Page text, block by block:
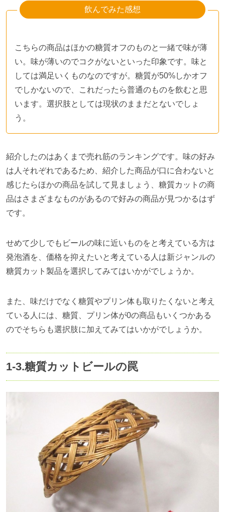
飲んでみた感想
こちらの商品はほかの糖質オフのものと一緒で味が薄
い。味が薄いのでコクがないといった印象です。味と
しては満足いくものなのですが。糖質が50%しかオフ
でしかないので、これだったら普通のものを飲むと思
います。選択肢としては現状のままだとないでしょ
う。
紹介したのはあくまで売れ筋のランキングです。味の好み
は人それぞれであるため、紹介した商品が口に合わないと
感じたらほかの商品を試して見ましょう、糖質カットの商
品はさまざまなものがあるので好みの商品が見つかるはず
です。
せめて少しでもビールの味に近いものをと考えている方は
発泡酒を、価格を抑えたいと考えている人は新ジャンルの
糖質カット製品を選択してみてはいかがでしょうか。
また、味だけでなく糖質やプリン体も取りたくないと考え
ている人には、糖質、プリン体が0の商品もいくつかある
のでそちらも選択肢に加えてみてはいかがでしょうか。
1-3.糖質カットビールの罠